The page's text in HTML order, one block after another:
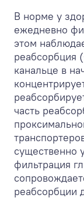
В норме у
ежедневно
этом
реабсорбция
канальце в
часть
существенно
фильтрация
реабсорбции